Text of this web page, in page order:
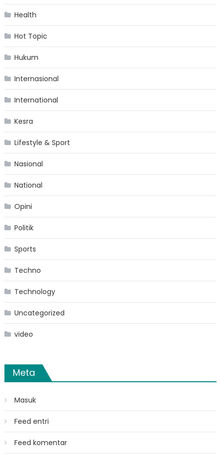
Health
Hot Topic
Hukum
Internasional
International
Kesra
Lifestyle & Sport
Nasional
National
Opini
Politik
Sports
Techno
Technology
Uncategorized
video
Meta
Masuk
Feed entri
Feed komentar